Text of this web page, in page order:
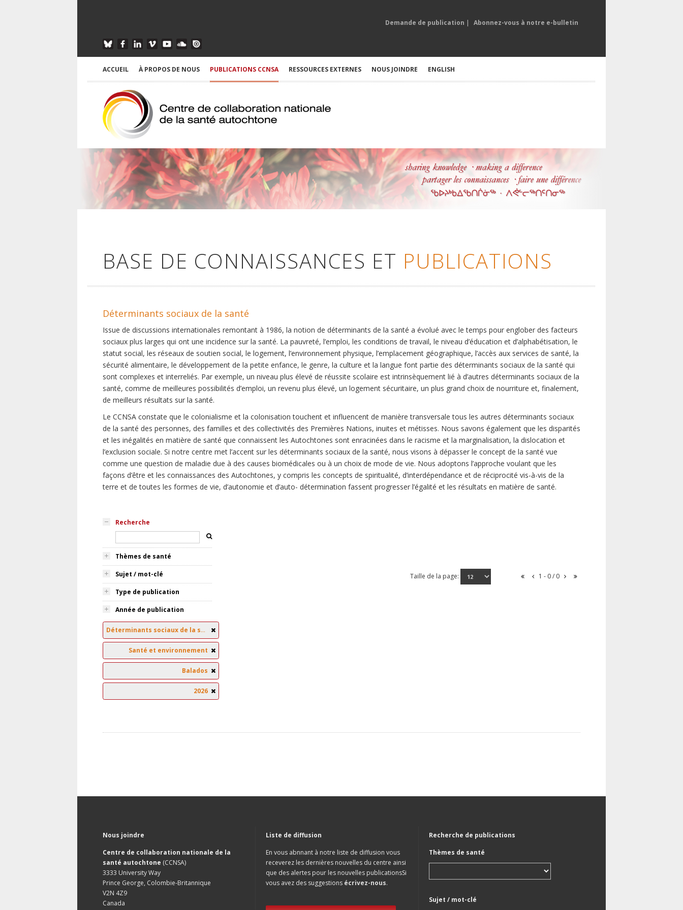
Demande de publication | Abonnez-vous à notre e-bulletin
ACCUEIL À PROPOS DE NOUS PUBLICATIONS CCNSA RESSOURCES EXTERNES NOUS JOINDRE ENGLISH
BASE DE CONNAISSANCES ET PUBLICATIONS
Déterminants sociaux de la santé
Issue de discussions internationales remontant à 1986, la notion de déterminants de la santé a évolué avec le temps pour englober des facteurs
sociaux plus larges qui ont une incidence sur la santé. La pauvreté, l’emploi, les conditions de travail, le niveau d’éducation et d’alphabétisation, le
statut social, les réseaux de soutien social, le logement, l’environnement physique, l’emplacement géographique, l’accès aux services de santé, la
sécurité alimentaire, le développement de la petite enfance, le genre, la culture et la langue font partie des déterminants sociaux de la santé qui
sont complexes et interreliés. Par exemple, un niveau plus élevé de réussite scolaire est intrinsèquement lié à d’autres déterminants sociaux de la
santé, comme de meilleures possibilités d’emploi, un revenu plus élevé, un logement sécuritaire, un plus grand choix de nourriture et, finalement,
de meilleurs résultats sur la santé.
Le CCNSA constate que le colonialisme et la colonisation touchent et influencent de manière transversale tous les autres déterminants sociaux
de la santé des personnes, des familles et des collectivités des Premières Nations, inuites et métisses. Nous savons également que les disparités
et les inégalités en matière de santé que connaissent les Autochtones sont enracinées dans le racisme et la marginalisation, la dislocation et
l’exclusion sociale. Si notre centre met l’accent sur les déterminants sociaux de la santé, nous visons à dépasser le concept de la santé vue
comme une question de maladie due à des causes biomédicales ou à un choix de mode de vie. Nous adoptons l’approche voulant que les
façons d’être et les connaissances des Autochtones, y compris les concepts de spiritualité, d’interdépendance et de réciprocité vis-à-vis de la
terre et de toutes les formes de vie, d’autonomie et d’auto- détermination fassent progresser l’égalité et les résultats en matière de santé.
Recherche
Thèmes de santé
Sujet / mot-clé
Type de publication
Année de publication
Déterminants sociaux de la santé
Santé et environnement
Balados
2026
Taille de la page: 1 - 0 / 0
Nous joindre
Centre de collaboration nationale de la
santé autochtone (CCNSA)
3333 University Way
Prince George, Colombie-Britannique
V2N 4Z9
Canada
Liste de diffusion
En vous abnnant à notre liste de diffusion vous
receverez les dernières nouvelles du centre ainsi
que des alertes pour les nouvelles publicationsSi
vous avez des suggestions écrivez-nous.
Recherche de publications
Thèmes de santé
Sujet / mot-clé